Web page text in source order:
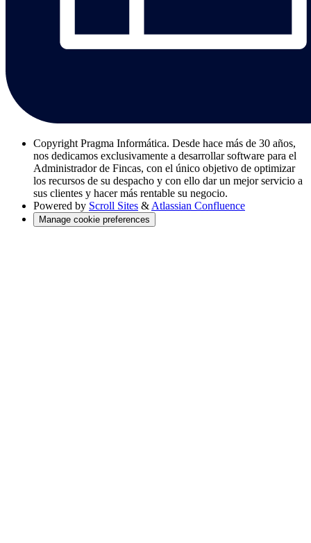
Copyright Pragma Informática. Desde hace más de 30 años,
nos dedicamos exclusivamente a desarrollar software para el
Administrador de Fincas, con el único objetivo de optimizar
los recursos de su despacho y con ello dar un mejor servicio a
sus clientes y hacer más rentable su negocio.
Powered by Scroll Sites & Atlassian Confluence
Manage cookie preferences